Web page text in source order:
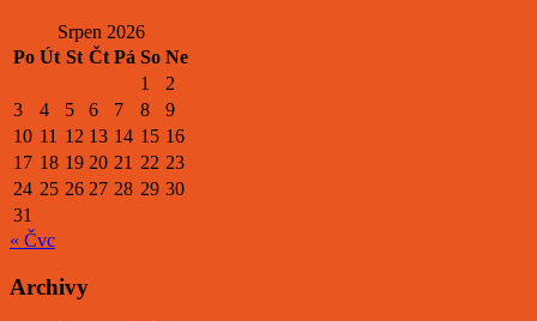
Srpen 2026
Po Út St Čt Pá So Ne
1
2
3
4 5 6 7 8
9
10 11 12 13 14 15 16
17 18 19 20 21 22 23
24 25 26 27 28 29 30
31
« Čvc
Archivy